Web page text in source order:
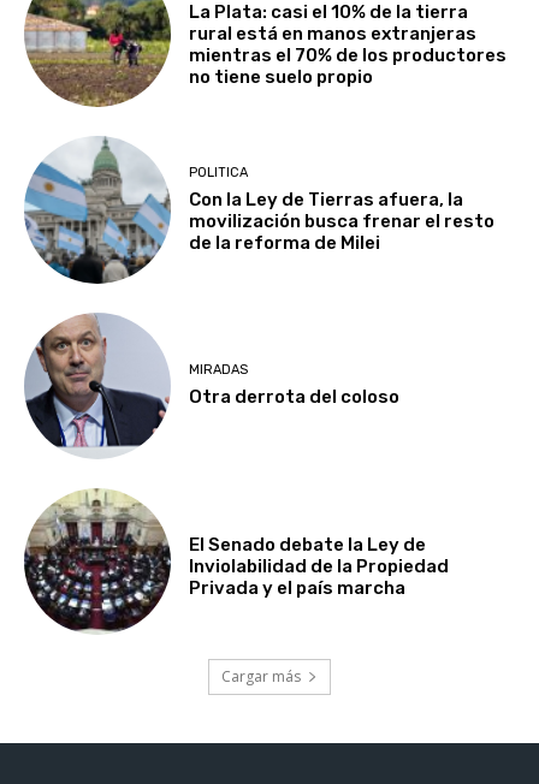
La Plata: casi el 10% de la tierra
rural está en manos extranjeras
mientras el 70% de los productores
no tiene suelo propio
POLITICA
Con la Ley de Tierras afuera, la
movilización busca frenar el resto
de la reforma de Milei
MIRADAS
Otra derrota del coloso
El Senado debate la Ley de
Inviolabilidad de la Propiedad
Privada y el país marcha
Cargar más